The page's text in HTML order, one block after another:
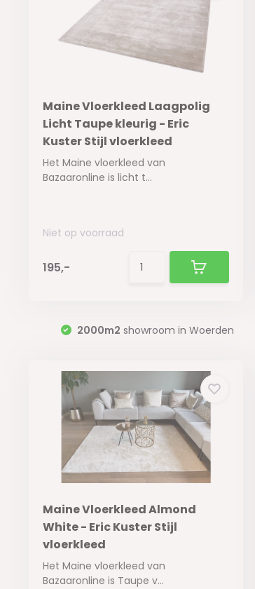
Maine Vloerkleed Laagpolig
Licht Taupe kleurig - Eric
Kuster Stijl vloerkleed
Het Maine vloerkleed van
Bazaaronline is licht t...
Niet op voorraad
195,-
2000m2 showroom in Woerden
Maine Vloerkleed Almond
White - Eric Kuster Stijl
vloerkleed
Het Maine vloerkleed van
Bazaaronline is Taupe v...